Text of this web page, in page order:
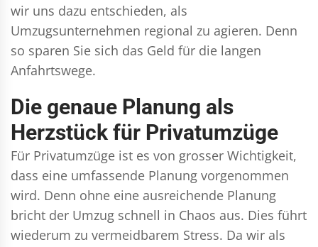
wir uns dazu entschieden, als
Umzugsunternehmen regional zu agieren. Denn
so sparen Sie sich das Geld für die langen
Anfahrtswege.
Die genaue Planung als
Herzstück für Privatumzüge
Für Privatumzüge ist es von grosser Wichtigkeit,
dass eine umfassende Planung vorgenommen
wird. Denn ohne eine ausreichende Planung
bricht der Umzug schnell in Chaos aus. Dies führt
wiederum zu vermeidbarem Stress. Da wir als